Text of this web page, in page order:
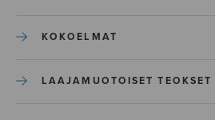
KOKOELMAT
LAAJAMUOTOISET TEOKSET